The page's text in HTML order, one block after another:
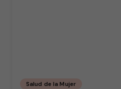
Salud de la Mujer